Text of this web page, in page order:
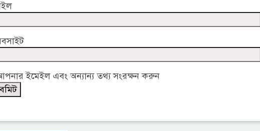
ইমেইল এবং অন্যান্য তথ্য সংরক্ষন করুন